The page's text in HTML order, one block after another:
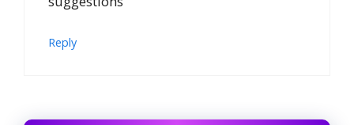
Reply